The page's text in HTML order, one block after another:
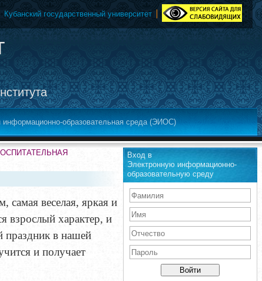
Кубанский государственный университет
информационно-образовательная среда (ЭИОС)
самая веселая, яркая и
взрослый характер, и
в нашей
и получает
Вход в
Электронную информационно-
образовательную среду